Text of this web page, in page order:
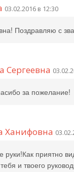
03.02.2016 в 12:30
Поздравляю с
Сергеевна
за пожелание!
Ханифовна
приятно
и твоего